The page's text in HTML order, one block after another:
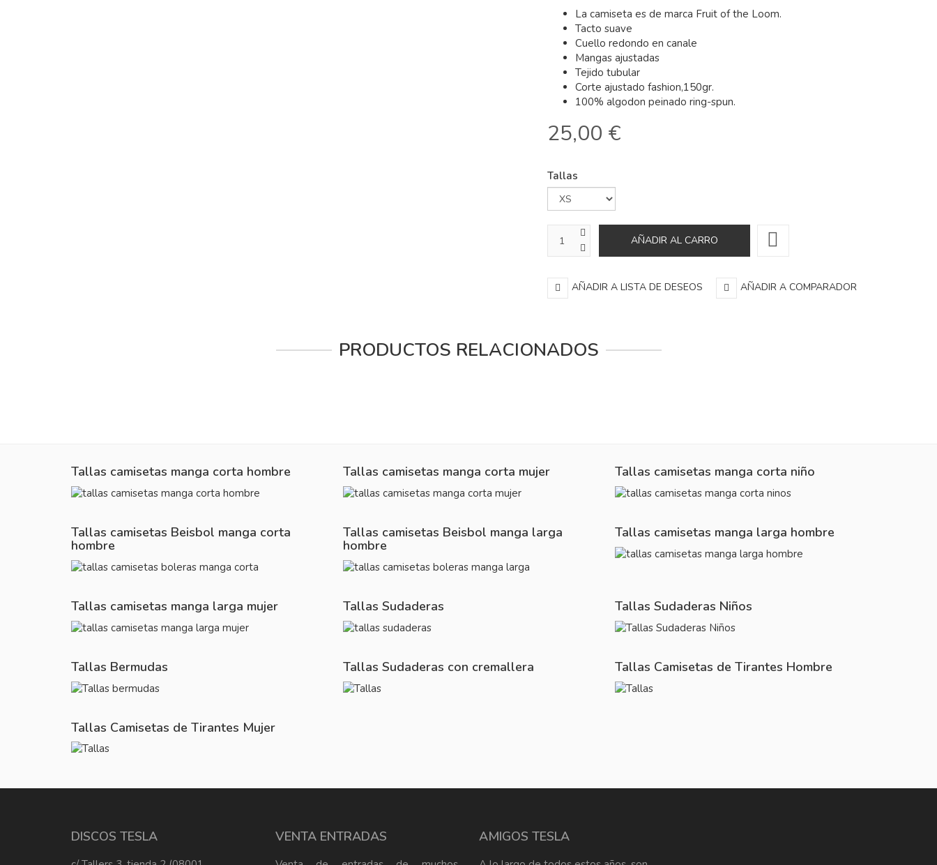
La camiseta es de marca Fruit of the Loom.
Tacto suave
Cuello redondo en canale
Mangas ajustadas
Tejido tubular
Corte ajustado fashion,150gr.
100% algodon peinado ring-spun.
25,00 €
Tallas
AÑADIR A LISTA DE DESEOS AÑADIR A COMPARADOR
PRODUCTOS RELACIONADOS
Tallas camisetas manga corta hombre Tallas camisetas manga corta mujer Tallas camisetas manga corta niño
Tallas camisetas Beisbol manga corta
hombre
Tallas camisetas Beisbol manga larga
hombre
Tallas camisetas manga larga hombre
Tallas camisetas manga larga mujer Tallas Sudaderas Tallas Sudaderas Niños
Tallas Bermudas Tallas Sudaderas con cremallera Tallas Camisetas de Tirantes Hombre
Tallas Camisetas de Tirantes Mujer
DISCOS TESLA VENTA ENTRADAS AMIGOS TESLA